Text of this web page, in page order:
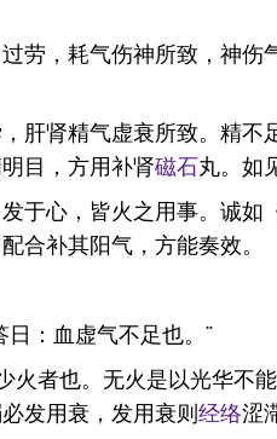
劳，耗气伤神所致，神
肝肾精气虚衰所致。精
目，方用补肾磁石丸。如
发于心，皆火之用事。诚
合补其阳气，方能奏效。
日：血虚气不足也。¨
火者也。无火是以光
发用衰，发用衰则经络涩